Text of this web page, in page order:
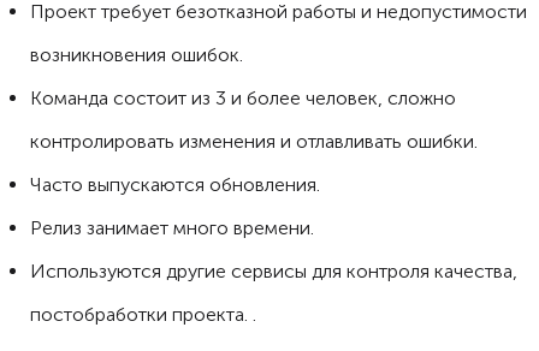
Проект требует безотказной работы и недопустимости
возникновения ошибок.
Команда состоит из 3 и более человек, сложно
контролировать изменения и отлавливать ошибки.
Часто выпускаются обновления.
Релиз занимает много времени.
Используются другие сервисы для контроля качества,
постобработки проекта. .